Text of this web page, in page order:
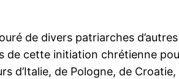
de divers patriarches
de cette initiation chrétienne
d’Italie, de Pologne, de Croatie,